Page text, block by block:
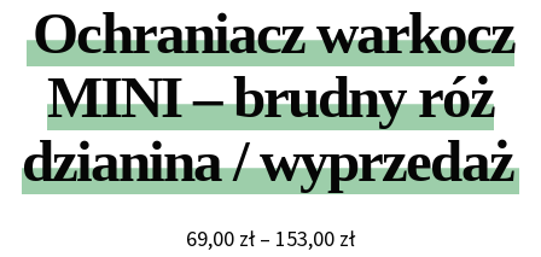
Ochraniacz warkocz
MINI – brudny róż
dzianina / wyprzedaż
69,00 zł – 153,00 złZakres